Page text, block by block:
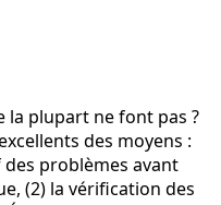
la plupart ne font pas ?
des moyens :
problèmes avant
(2) la vérification des